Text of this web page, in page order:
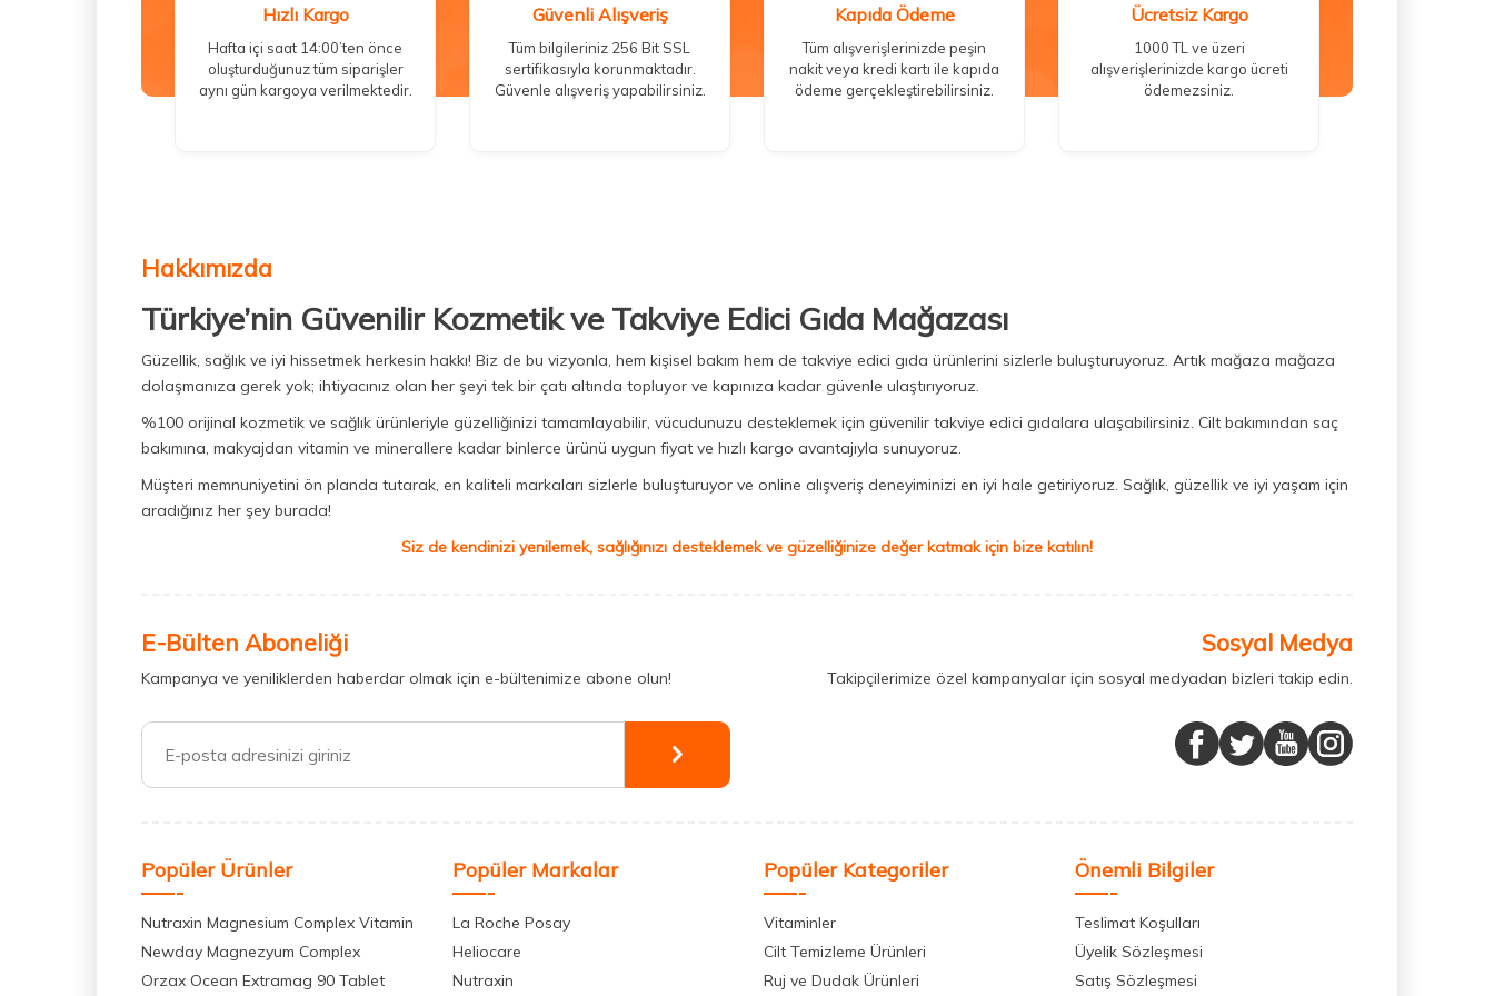
Hızlı Kargo
Hafta içi saat 14:00’ten önce
oluşturduğunuz tüm siparişler
aynı gün kargoya verilmektedir.
Güvenli Alışveriş
Tüm bilgileriniz 256 Bit SSL
sertifikasıyla korunmaktadır.
Güvenle alışveriş yapabilirsiniz.
Kapıda Ödeme
Tüm alışverişlerinizde peşin
nakit veya kredi kartı ile kapıda
ödeme gerçekleştirebilirsiniz.
Ücretsiz Kargo
1000 TL ve üzeri
alışverişlerinizde kargo ücreti
ödemezsiniz.
Hakkımızda
Türkiye’nin Güvenilir Kozmetik ve Takviye Edici Gıda Mağazası
Güzellik, sağlık ve iyi hissetmek herkesin hakkı! Biz de bu vizyonla, hem kişisel bakım hem de takviye edici gıda ürünlerini sizlerle buluşturuyoruz. Artık mağaza mağaza
dolaşmanıza gerek yok; ihtiyacınız olan her şeyi tek bir çatı altında topluyor ve kapınıza kadar güvenle ulaştırıyoruz.
%100 orijinal kozmetik ve sağlık ürünleriyle güzelliğinizi tamamlayabilir, vücudunuzu desteklemek için güvenilir takviye edici gıdalara ulaşabilirsiniz. Cilt bakımından saç
bakımına, makyajdan vitamin ve minerallere kadar binlerce ürünü uygun fiyat ve hızlı kargo avantajıyla sunuyoruz.
Müşteri memnuniyetini ön planda tutarak, en kaliteli markaları sizlerle buluşturuyor ve online alışveriş deneyiminizi en iyi hale getiriyoruz. Sağlık, güzellik ve iyi yaşam için
aradığınız her şey burada!
Siz de kendinizi yenilemek, sağlığınızı desteklemek ve güzelliğinize değer katmak için bize katılın!
E-Bülten Aboneliği
Kampanya ve yeniliklerden haberdar olmak için e-bültenimize abone olun!
Sosyal Medya
Takipçilerimize özel kampanyalar için sosyal medyadan bizleri takip edin.
Popüler Ürünler
Nutraxin Magnesium Complex Vitamin
Newday Magnezyum Complex
Orzax Ocean Extramag 90 Tablet
Popüler Markalar
La Roche Posay
Heliocare
Nutraxin
Popüler Kategoriler
Vitaminler
Cilt Temizleme Ürünleri
Ruj ve Dudak Ürünleri
Önemli Bilgiler
Teslimat Koşulları
Üyelik Sözleşmesi
Satış Sözleşmesi